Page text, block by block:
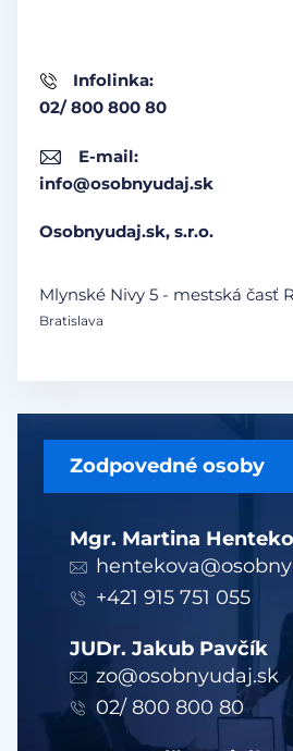
Zodpovedné osoby
Mgr. Martina
+421 915 751 055
JUDr. Jakub Pavčík
zo@osobnyudaj.sk
02/ 800 800 80
Infolinka:
02/ 800 800 80
E-mail:
info@osobnyudaj.sk
Osobnyudaj.sk, s.r.o.
Mlynské Nivy 5 - mestská časť
Bratislava